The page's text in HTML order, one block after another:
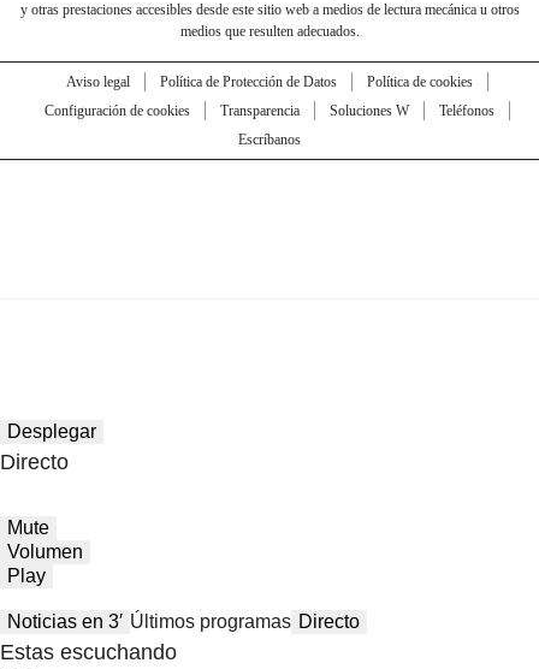
y otras prestaciones accesibles desde este sitio web a medios de lectura mecánica u otros
medios que resulten adecuados.
Aviso legal Política de Protección de Datos
Política de cookies
Configuración de cookies
Transparencia Soluciones W
Teléfonos
Escríbanos
Desplegar
Directo
Mute
Volumen
Play
Noticias en 3′ Últimos programas Directo
Estas escuchando